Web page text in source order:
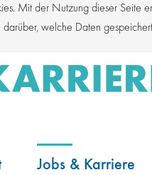
Mit der Nutzung dieser Seite
welche Daten
Jobs & Karriere